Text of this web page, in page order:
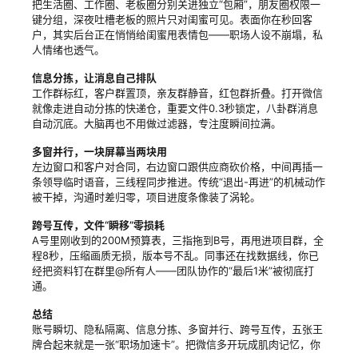
把生活圈、工作圈、老板圈分别关进独立“包厢”，朋友圈权限一
键分组，深夜吐槽老板的照片只对闺蜜可见。表面你在秒回客
户，其实后台正在悄悄给闺蜜甩表情包——职场人设不崩塌，私
人情绪也透气。
信息分拣，让消息自己排队
工作群标红，客户群置顶，亲友群静音，红包群折叠。打开微信
就像走进自动分拣的快递仓，重要文件0.3秒锁定，八卦群消息
自动沉底。大脑再也不用做过滤器，专注度瞬间拉满。
多窗并行，一块屏幕当两块用
左边窗口和客户对合同，右边窗口跟供应商砍价格，中间再插一
条领导临时语音，三线程同步推进。传统“退出-再进”的机械动作
被干掉，沟通时差归零，项目进度条像装了涡轮。
跨号互传，文件“瞬移”零损耗
A号里刚收到的200M预算表，三指拖到B号，再甩进项目群，全
程8秒，压缩画质无损，版本号不乱。同事还在找数据线，你已
经把资料钉在群里@所有人——团队协作的“最后1米”被彻底打
通。
总结
账号瞬切、隐私隔离、信息分拣、多窗并行、跨号互传，五张王
牌合起来就是一张“职场加速卡”。把微信多开玩成肌肉记忆，你